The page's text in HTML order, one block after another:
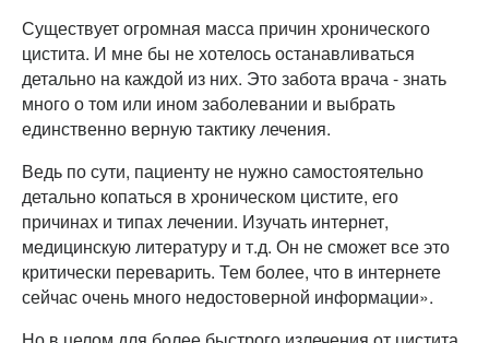
Существует огромная масса причин хронического
цистита. И мне бы не хотелось останавливаться
детально на каждой из них. Это забота врача - знать
много о том или ином заболевании и выбрать
единственно верную тактику лечения.
Ведь по сути, пациенту не нужно самостоятельно
детально копаться в хроническом цистите, его
причинах и типах лечении. Изучать интернет,
медицинскую литературу и т.д. Он не сможет все это
критически переварить. Тем более, что в интернете
сейчас очень много недостоверной информации».